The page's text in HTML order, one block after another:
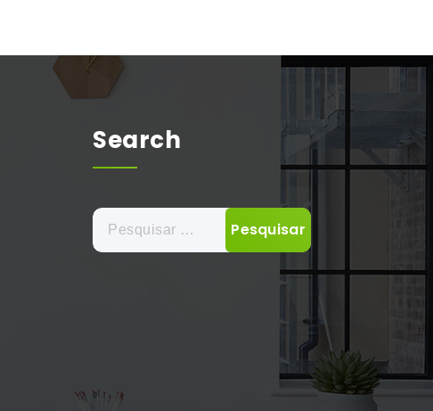
Search
Pesquisar
por: